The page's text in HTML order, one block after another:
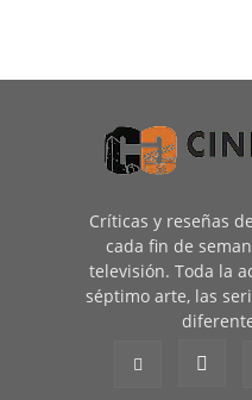
Críticas y reseñas
cada fin de
televisión. Toda la
séptimo arte, las